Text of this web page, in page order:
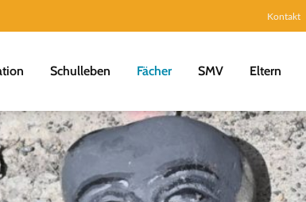
Kontakt
Schulleben Fächer SMV Eltern